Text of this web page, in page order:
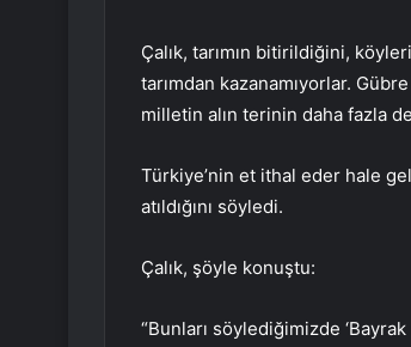
Çalık, tarımın bitirildiğini,
tarımdan kazanamıyorlar.
milletin alın terinin daha fazla
Türkiye’nin et ithal eder hale
atıldığını söyledi.
Çalık, şöyle konuştu:
“Bunları söylediğimizde